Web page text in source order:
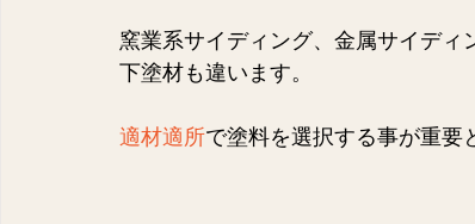
窯業系サイディング、金属サイデ
下塗材も違います。
適材適所で塗料を選択する事が重要